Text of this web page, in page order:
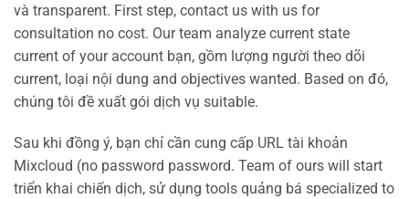
và transparent. First step, contact us with us for
consultation no cost. Our team analyze current state
current of your account bạn, gồm lượng người theo dõi
current, loại nội dung and objectives wanted. Based on đó,
chúng tôi đề xuất gói dịch vụ suitable.
Sau khi đồng ý, bạn chỉ cần cung cấp URL tài khoản
Mixcloud (no password password. Team of ours will start
triển khai chiến dịch, sử dụng tools quảng bá specialized to